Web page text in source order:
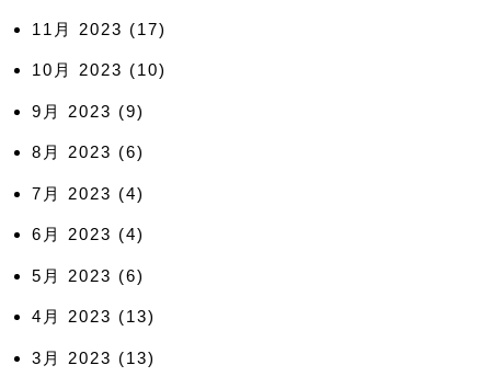
11月 2023 (17)
10月 2023 (10)
9月 2023 (9)
8月 2023 (6)
7月 2023 (4)
6月 2023 (4)
5月 2023 (6)
4月 2023 (13)
3月 2023 (13)